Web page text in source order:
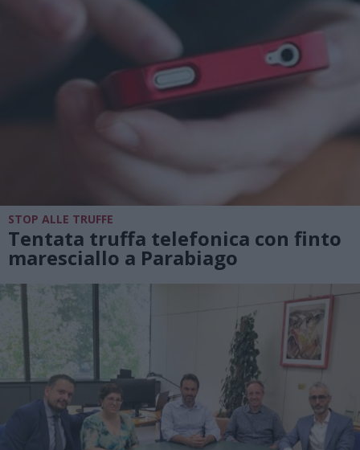
STOP ALLE TRUFFE
Tentata truffa telefonica con finto
maresciallo a Parabiago